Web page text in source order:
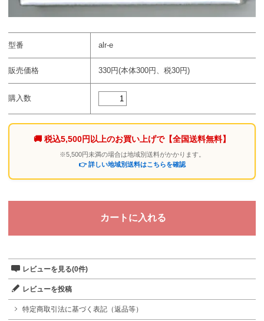
型番 alr-e
販売価格 330円(本体300円、税30円)
購入数
🚚 税込5,500円以上のお買い上げで【全国送料無料】
※5,500円未満の場合は地域別送料がかかります。
👉 詳しい地域別送料はこちらを確認
レビューを見る(0件)
レビューを投稿
特定商取引法に基づく表記（返品等）